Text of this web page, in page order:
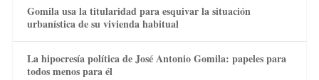
Gomila usa la titularidad para esquivar la situación
urbanística de su vivienda habitual
La hipocresía política de José Antonio Gomila: papeles para
todos menos para él